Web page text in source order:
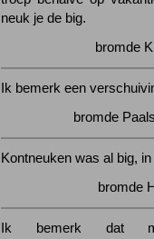
neuk je de big.
bromde
Ik bemerk een
bromde
Kontneuken was al big,
bromde
Ik bemerk dat